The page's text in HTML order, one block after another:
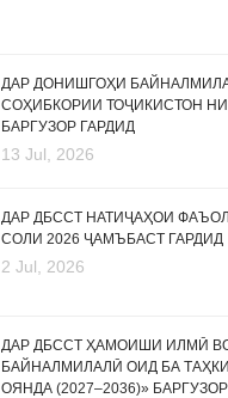
ДАР ДОНИШГОҲИ
СОҲИБКОРИИ ТОҶИКИСТОН
БАРГУЗОР ГАРДИД
13 Jul, 2026
ДАР ДБССТ НАТИҶАҲОИ
СОЛИ 2026 ҶАМЪБАСТ ГАРДИД
2 Jul, 2026
ДАР ДБССТ ҲАМОИШИ ИЛМӢ
БАЙНАЛМИЛАЛӢ ОИД БА
ОЯНДА (2027–2036)»